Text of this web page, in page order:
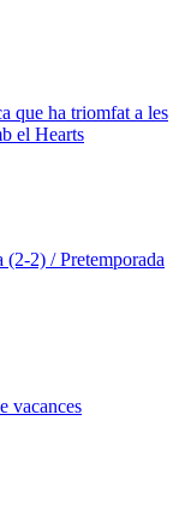
que ha triomfat a les
el Hearts
2) / Pretemporada
vacances